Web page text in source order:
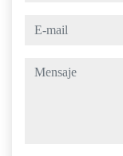
e-mail
mensaje